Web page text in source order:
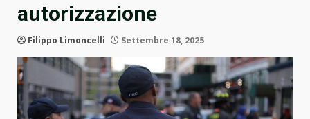
autorizzazione
Filippo Limoncelli Settembre 18, 2025